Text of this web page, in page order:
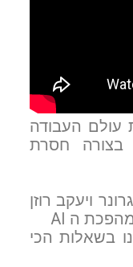
עולם העבודה
חסרת
גרונר ויעקב רוזן
AI
בשאלות הכי